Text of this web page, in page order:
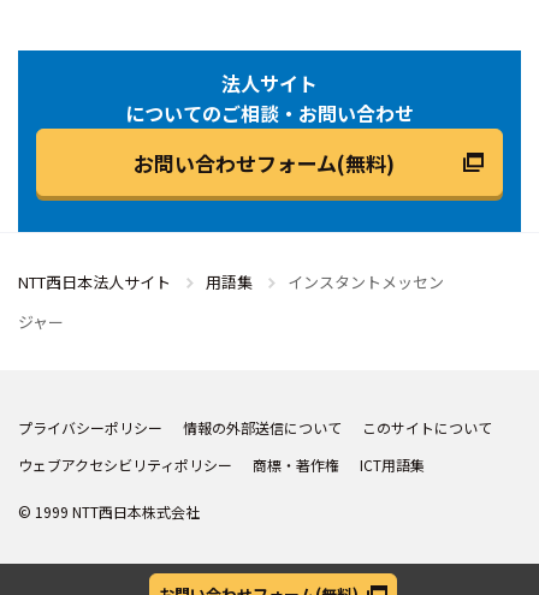
法人サイト
についてのご相談・お問い合わせ
お問い合わせフォーム(無料)
NTT西日本法人サイト 用語集
インスタントメッセン
ジャー
プライバシーポリシー 情報の外部送信について
このサイトについて
ウェブアクセシビリティポリシー
商標・著作権 ICT用語集
© 1999 NTT西日本株式会社